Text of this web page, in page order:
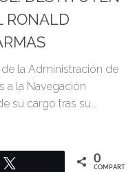
RONALD
la Administración de
a la Navegación
su cargo tras su...
0
COMPARTIR